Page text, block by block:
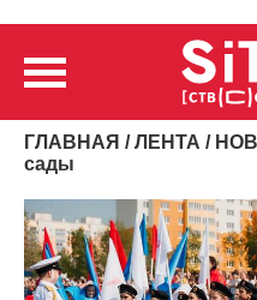
ГЛАВНАЯ /ЛЕНТА /
сады